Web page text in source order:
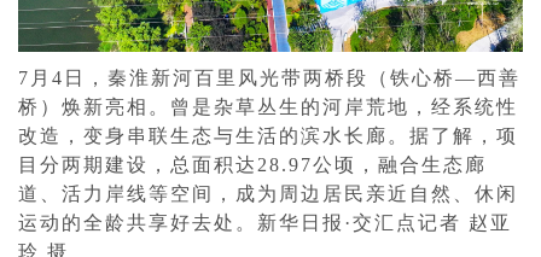
7月4日，秦淮新河百里风光带两桥段（铁心桥—西善
桥）焕新亮相。曾是杂草丛生的河岸荒地，经系统性
改造，变身串联生态与生活的滨水长廊。据了解，项
目分两期建设，总面积达28.97公顷，融合生态廊
道、活力岸线等空间，成为周边居民亲近自然、休闲
运动的全龄共享好去处。新华日报·交汇点记者 赵亚
玲 摄